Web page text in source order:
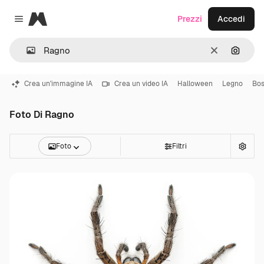
Close menu
Magnific
CancellaCerca
Prezzi Accedi
Crea un'immagine IA Crea un video IA Halloween Legno
Foto Di Ragno
Foto Filtri